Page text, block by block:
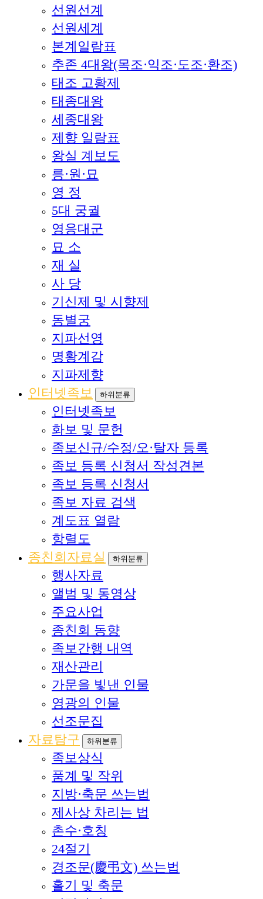
선원선계
선원세계
본계일람표
추존 4대왕(목조·익조·도조·환조)
태조 고황제
태종대왕
세종대왕
제향 일람표
왕실 계보도
릉·원·묘
영 정
5대 궁궐
영응대군
묘 소
재 실
사 당
기신제 및 시향제
동별궁
지파선영
명황계감
지파제향
인터넷족보
하위분류
인터넷족보
화보 및 문헌
족보신규/수정/오·탈자 등록
족보 등록 신청서 작성견본
족보 등록 신청서
족보 자료 검색
계도표 열람
항렬도
종친회자료실
하위분류
행사자료
앨범 및 동영상
주요사업
종친회 동향
족보간행 내역
재산관리
가문을 빛낸 인물
영광의 인물
선조문집
자료탐구
하위분류
족보상식
품계 및 작위
지방·축문 쓰는법
제사상 차리는 법
촌수·호칭
24절기
경조문(慶弔文) 쓰는법
홀기 및 축문